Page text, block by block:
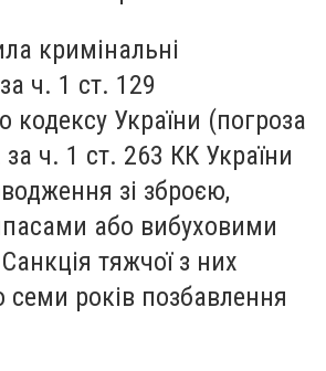
кримінальні
ч. 1 ст. 129
кодексу України (погроза
ч. 1 ст. 263 КК України
зі зброєю,
або вибуховими
тяжчої з них
семи років позбавлення